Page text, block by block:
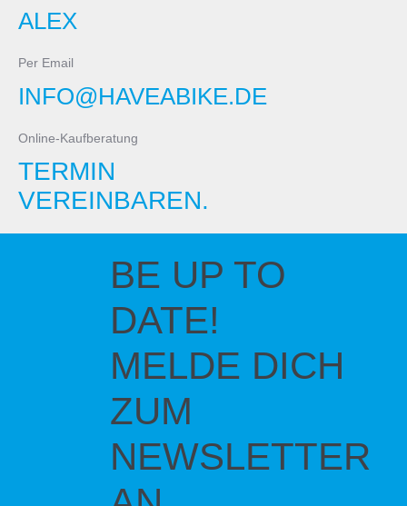
ALEX
Per Email
INFO@HAVEABIKE.DE
Online-Kaufberatung
TERMIN
VEREINBAREN.
BE UP TO
DATE!
MELDE DICH
ZUM
NEWSLETTER